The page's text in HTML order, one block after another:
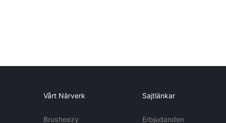
Vårt Närverk
Brusheezy
Sajtlänkar
Erbjudanden